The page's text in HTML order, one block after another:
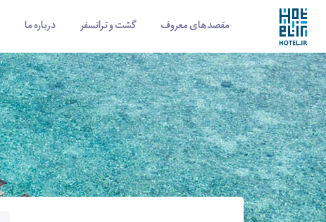
مقصدهای معروف گشت و ترانسفر درباره ما